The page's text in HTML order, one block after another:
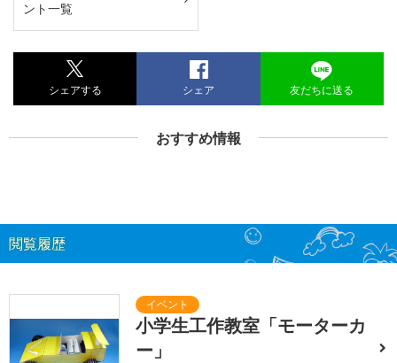
ント一覧
シェアする シェア 友だちに送る
おすすめ情報
閲覧履歴
小学生工作教室「モーターカ
ー」